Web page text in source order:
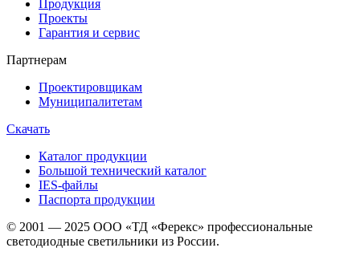
Продукция
Проекты
Гарантия и сервис
Партнерам
Проектировщикам
Муниципалитетам
Скачать
Каталог продукции
Большой технический каталог
IES-файлы
Паспорта продукции
© 2001 — 2025 ООО «ТД «Ферекс» профессиональные
светодиодные светильники из России.